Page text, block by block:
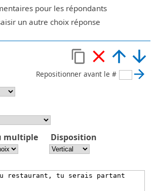
pour les répondants
un autre choix réponse
Repositionner avant le #
multiple Disposition